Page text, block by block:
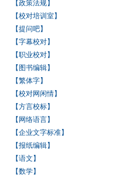
【政策法规】
【校对培训室】
【提问吧】
【字幕校对】
【职业校对】
【图书编辑】
【繁体字】
【校对网闲情】
【方言校标】
【网络语言】
【企业文字标准】
【报纸编辑】
【语文】
【数学】